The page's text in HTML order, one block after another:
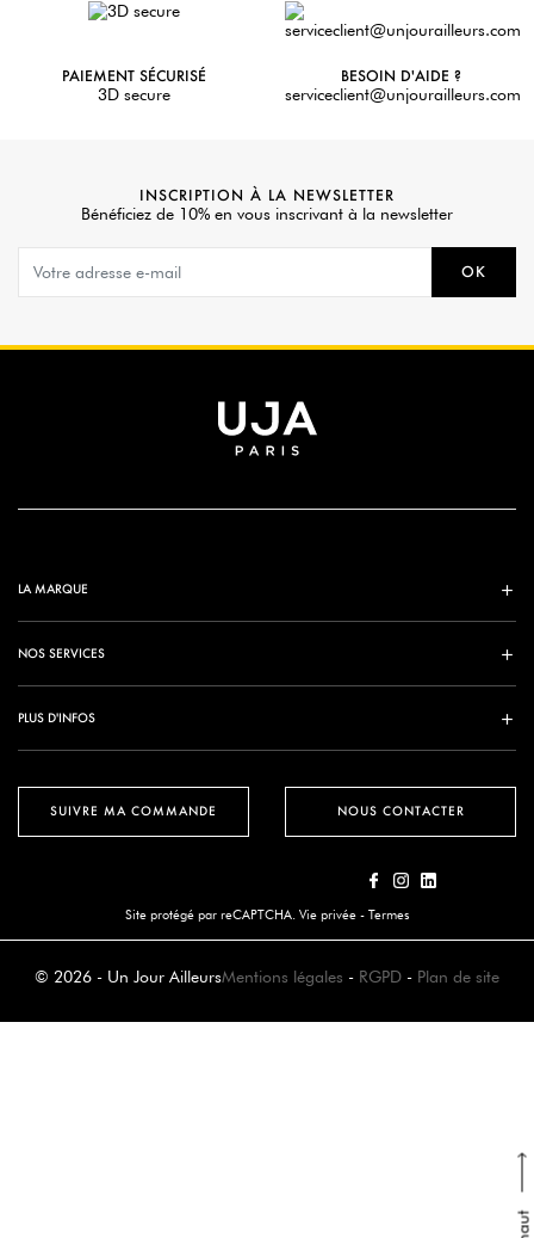
PAIEMENT SÉCURISÉ
3D secure
BESOIN D'AIDE ?
serviceclient@unjourailleurs.com
INSCRIPTION À LA NEWSLETTER
Bénéficiez de 10% en vous inscrivant à la newsletter
OK
SUIVRE MA COMMANDE
LA MARQUE
NOS SERVICES
PLUS D'INFOS
NOUS CONTACTER
Site protégé par reCAPTCHA. Vie privée - Termes
© 2026 - Un Jour AilleursMentions légales - RGPD - Plan de site